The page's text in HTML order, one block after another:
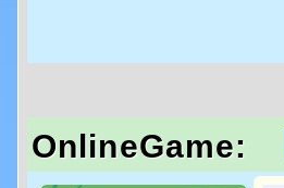
OnlineGame: